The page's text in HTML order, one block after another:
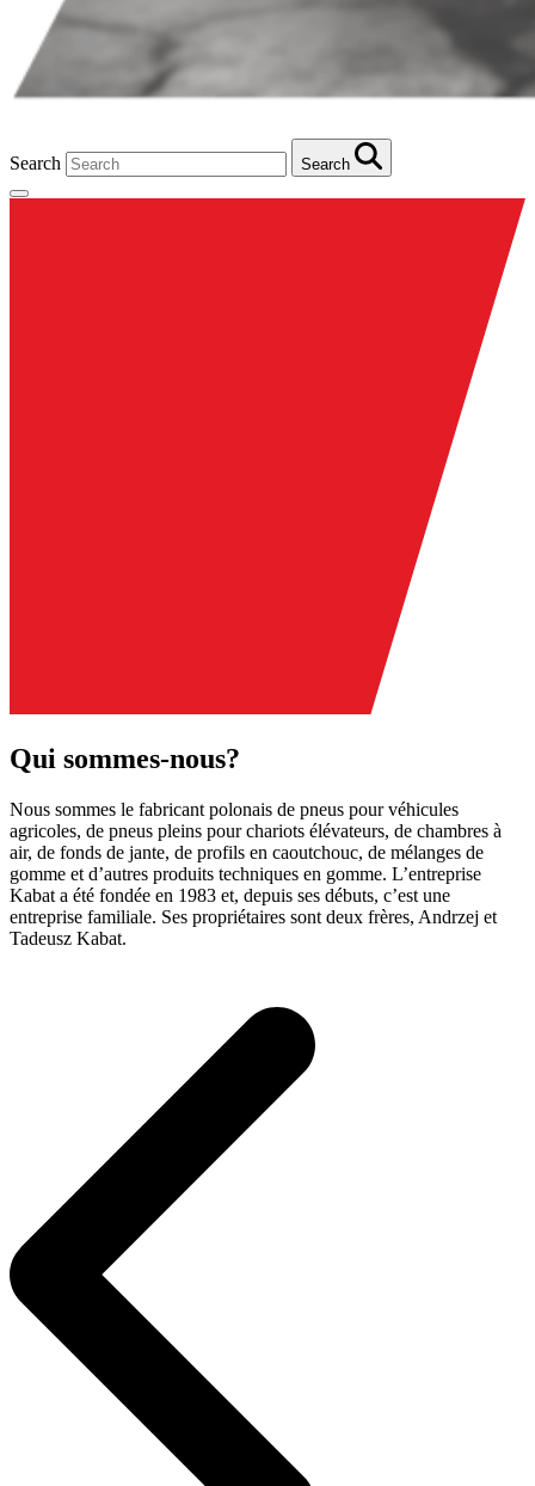
Search Search
Qui sommes-nous?
Nous sommes le fabricant polonais de pneus pour véhicules
agricoles, de pneus pleins pour chariots élévateurs, de chambres à
air, de fonds de jante, de profils en caoutchouc, de mélanges de
gomme et d’autres produits techniques en gomme. L’entreprise
Kabat a été fondée en 1983 et, depuis ses débuts, c’est une
entreprise familiale. Ses propriétaires sont deux frères, Andrzej et
Tadeusz Kabat.